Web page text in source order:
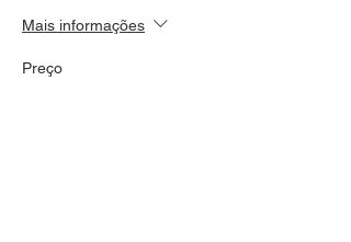
Mais informações
Preço